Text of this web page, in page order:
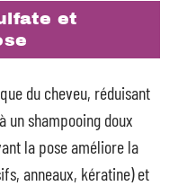
et
du cheveu, réduisant
un shampooing doux
la pose améliore la
anneaux, kératine) et